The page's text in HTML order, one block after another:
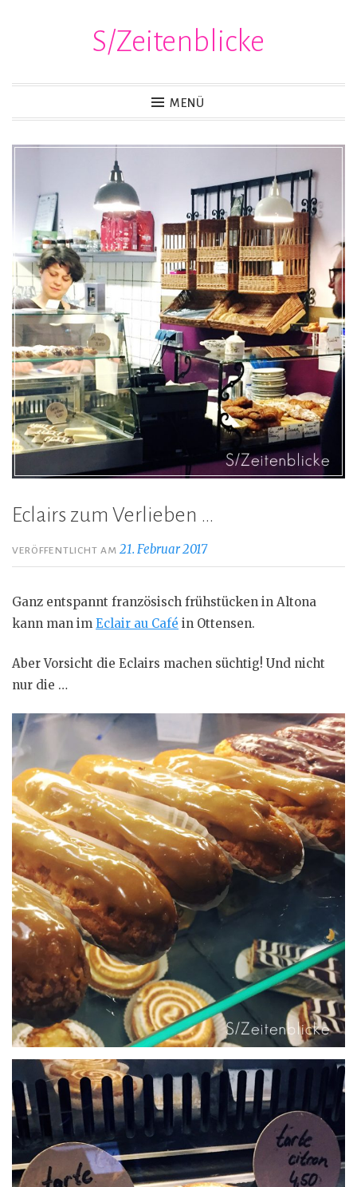
S/Zeitenblicke
MENÜ
Eclairs zum Verlieben …
VERÖFFENTLICHT AM21. Februar 2017
Ganz entspannt französisch frühstücken in Altona
kann man im Eclair au Café in Ottensen.
Aber Vorsicht die Eclairs machen süchtig! Und nicht
nur die …